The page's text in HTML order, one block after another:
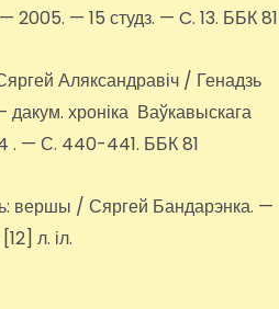
2005. — 15 студз. — C. 13. ББК 81
Аляксандравіч / Генадзь
хроніка Ваўкавыскага
. — С. 440-441. ББК 81
вершы / Сяргей Бандарэнка. —
л. іл.